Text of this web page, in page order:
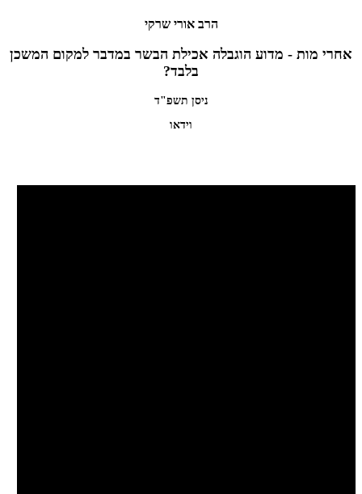
הרב אורי שרקי
אחרי מות - מדוע הוגבלה אכילת הבשר במדבר למקום המשכן
בלבד?
ניסן תשפ"ד
וידאו